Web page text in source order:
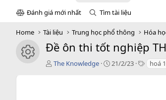
Đánh giá mới nhất Tìm tài liệu
Home Tài liệu Trung học phổ thông Hóa
icon tài liệu
Đề ôn thi tốt nghiệp
T
The Knowledge
C
21/2/23
T hoá